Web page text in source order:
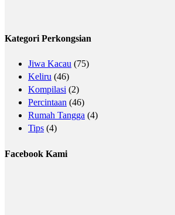
Kategori Perkongsian
Jiwa Kacau (75)
Keliru (46)
Kompilasi (2)
Percintaan (46)
Rumah Tangga (4)
Tips (4)
Facebook Kami